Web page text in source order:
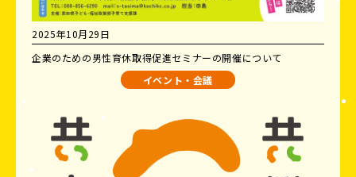
2025年10月29日
企業のための男性育休取得促進セミナーの開催について
イベント・会議